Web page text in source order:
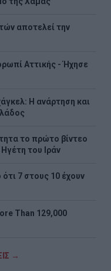
αποτελεί την
Αττικής - Ήχησε
Η ανάρτηση και
το πρώτο βίντεο
του Ιράν
7 στους 10 έχουν
Than 129,000
→